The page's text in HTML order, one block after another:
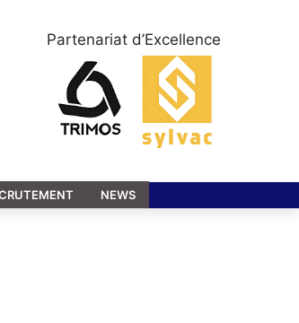
Partenariat d’Excellence
NEWS